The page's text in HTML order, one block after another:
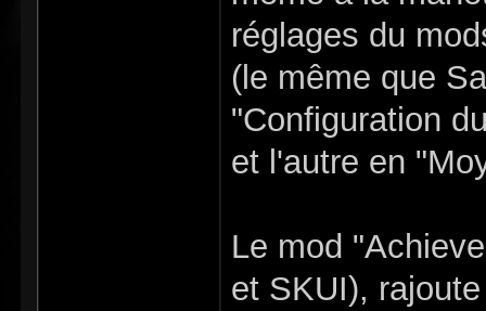
réglages du
(le même que
"Configuration
et l'autre en
Le mod
et SKUI),